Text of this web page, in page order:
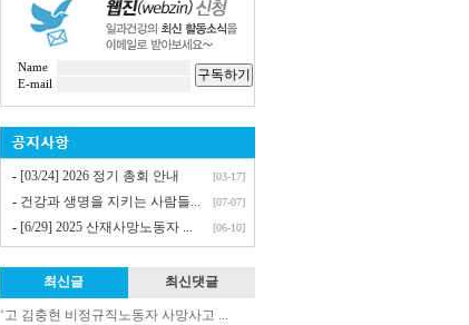
Name 구독하기
E-mail
- [03/24] 2026 정기 총회 안내 [03-17]
- 건강과 생명을 지키는 사람들... [07-07]
- [6/29] 2025 산재사망노동자 ... [06-10]
최신글 최신댓글
‘고 김충현 비정규직노동자 사망사고 ...